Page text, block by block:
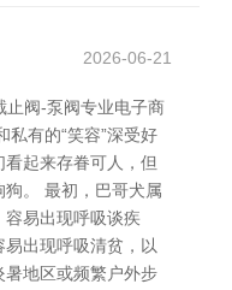
2026-06-21
止阀-泵阀专业电子商
私有的“笑容”深受好
起来存眷可人，但
。 最初，巴哥犬属
容易出现呼吸谈疾
出现呼吸清贫，以
地区或频繁户外步